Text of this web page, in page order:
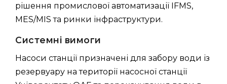
рішення промислової автоматизації IFMS,
MES/MIS та ринки інфраструктури.
Системні вимоги
Насоси станції призначені для забору води із
резервуару на території насосної станції